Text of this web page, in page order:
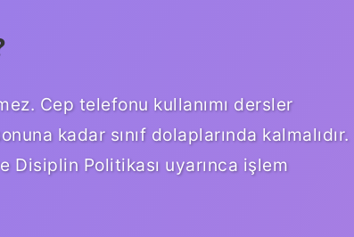
Cep telefonu kullanımı dersler
kadar sınıf dolaplarında kalmalıdır.
Disiplin Politikası uyarınca işlem